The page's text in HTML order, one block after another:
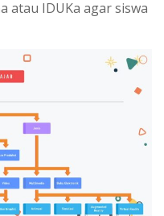
atau IDUKa agar siswa